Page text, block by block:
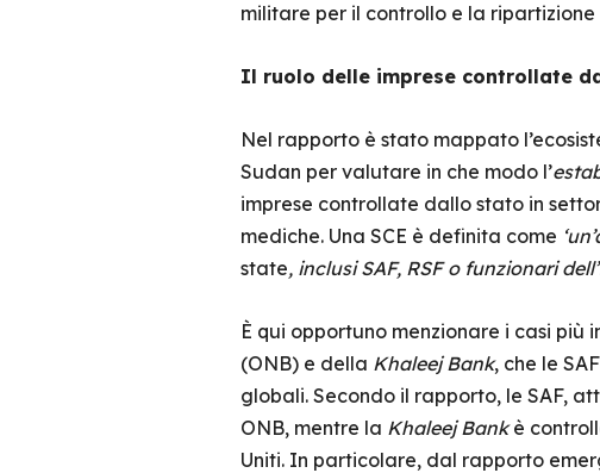
militare per il controllo e la ripartizione
Il ruolo delle imprese controllate
Nel rapporto è stato mappato
Sudan per valutare in che modo l’
imprese controllate dallo stato in
mediche. Una SCE è definita come
state, inclusi SAF, RSF o funzionari
È qui opportuno menzionare i casi
(ONB) e della Khaleej Bank, che le
globali. Secondo il rapporto, le SAF,
ONB, mentre la Khaleej Bankè
Uniti. In particolare, dal rapporto